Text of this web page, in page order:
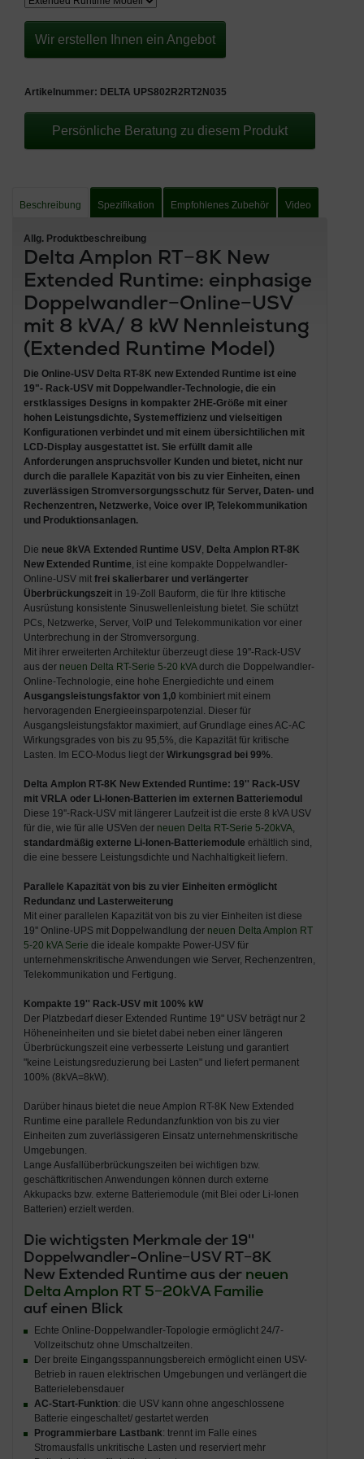
Wir erstellen Ihnen ein Angebot
Artikelnummer: DELTA UPS802R2RT2N035
Persönliche Beratung zu diesem Produkt
Beschreibung Spezifikation Empfohlenes Zubehör Video
Allg. Produktbeschreibung
Delta Amplon RT−8K New
Extended Runtime: einphasige
Doppelwandler−Online−USV
mit 8 kVA/ 8 kW Nennleistung
(Extended Runtime Model)
Die Online-USV Delta RT-8K new Extended Runtime ist eine
19"- Rack-USV mit Doppelwandler-Technologie, die ein
erstklassiges Designs in kompakter 2HE-Größe mit einer
hohen Leistungsdichte, Systemeffizienz und vielseitigen
Konfigurationen verbindet und mit einem übersichtilichen mit
LCD-Display ausgestattet ist. Sie erfüllt damit alle
Anforderungen anspruchsvoller Kunden und bietet, nicht nur
durch die parallele Kapazität von bis zu vier Einheiten, einen
zuverlässigen Stromversorgungsschutz für Server, Daten- und
Rechenzentren, Netzwerke, Voice over IP, Telekommunikation
und Produktions­anlagen.
Die neue 8kVA Extended Runtime USV, Delta Amplon RT-8K
New Extended Runtime, ist eine kompakte Doppelwandler-
Online-USV mit frei skalierbarer und verlängerter
Überbrückungszeitin 19-Zoll Bauform, die für Ihre ktitische
Ausrüstung konsistente Sinuswellenleistung bietet. Sie schützt
PCs, Netzwerke, Server, VoIP und Telekommunikation vor einer
Unterbrechung in der Stromversorgung.
Mit ihrer erweiterten Architektur überzeugt diese 19''-Rack-USV
aus der neuen Delta RT-Serie 5-20 kVAdurch die Doppelwandler-
Online-Technologie, eine hohe Energiedichte und einem
Ausgangs­leistungs­faktor von 1,0 kombiniert mit einem
hervoragenden Energieeinsparpotenzial. Dieser für
Ausgangsleistungsfaktor maximiert, auf Grundlage eines AC-AC
Wirkungsgrades von bis zu 95,5%, die Kapazität für kritische
Lasten. Im ECO-Modus liegt der Wirkungsgrad bei 99%.
Delta Amplon RT-8K New Extended Runtime: 19'' Rack-USV
mit VRLA oder Li-Ionen-Batterien im externen Batteriemodul
Diese 19''-Rack-USV mit längerer Laufzeit ist die erste 8 kVA USV
für die, wie für alle USVen der neuen Delta RT-Serie 5-20kVA,
standardmäßig externe Li-Ionen-Batteriemodule erhältlich sind,
die eine bessere Leistungsdichte und Nachhaltigkeit liefern.
Parallele Kapazität von bis zu vier Einheiten ermöglicht
Redundanz und Lasterweiterung
Mit einer parallelen Kapazität von bis zu vier Einheiten ist diese
19'' Online-UPS mit Doppelwandlung der neuen Delta Amplon RT
5-20 kVA Serie die ideale kompakte Power-USV für
unternehmenskritische Anwendungen wie Server, Rechenzentren,
Telekommunikation und Fertigung.
Kompakte 19'' Rack-USV mit 100% kW
Der Platzbedarf dieser Extended Runtime 19" USV beträgt nur 2
Höheneinheiten und sie bietet dabei neben einer längeren
Überbrückungszeit eine verbesserte Leistung und garantiert
"keine Leistungsreduzierung bei Lasten" und liefert permanent
100% (8kVA=8kW).
Darüber hinaus bietet die neue Amplon RT-8K New Extended
Runtime eine parallele Redundanzfunktion von bis zu vier
Einheiten zum zuverlässigeren Einsatz unternehmenskritische
Umgebungen.
Lange Ausfallüberbrückungszeiten bei wichtigen bzw.
geschäftkritischen Anwendungen können durch externe
Akkupacks bzw. externe Batteriemodule (mit Blei oder Li-Ionen
Batterien) erzielt werden.
Die wichtigsten Merkmale der 19''
Doppelwandler-Online−USV RT−8K
New Extended Runtime aus der neuen
Delta Amplon RT 5−20kVA Familie
auf einen Blick
Echte Online-Doppelwandler-Topologie ermöglicht 24/7-
Vollzeitschutz ohne Umschaltzeiten.
Der breite Eingangsspannungsbereich ermöglicht einen USV-
Betrieb in rauen elektrischen Umgebungen und verlängert die
Batterielebensdauer
AC-Start-Funktion: die USV kann ohne angeschlossene
Batterie eingeschaltet/ gestartet werden
Programmierbare Lastbank: trennt im Falle eines
Stromausfalls unkritische Lasten und reserviert mehr